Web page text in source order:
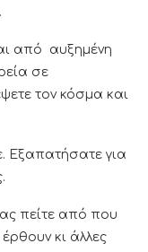
από αυξημένη
σε
τον κόσμα και
Εξαπατήσατε για
πείτε από που
κι άλλες